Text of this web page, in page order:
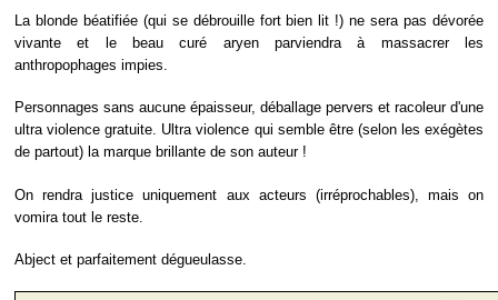
La blonde béatifiée (qui se débrouille fort bien lit !) ne sera pas dévorée
vivante et le beau curé aryen parviendra à massacrer les
anthropophages impies.
Personnages sans aucune épaisseur, déballage pervers et racoleur d'une
ultra violence gratuite. Ultra violence qui semble être (selon les exégètes
de partout) la marque brillante de son auteur !
On rendra justice uniquement aux acteurs (irréprochables), mais on
vomira tout le reste.
Abject et parfaitement dégueulasse.